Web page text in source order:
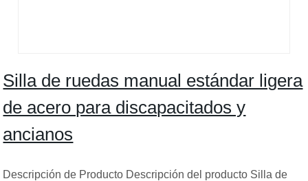
Silla de ruedas manual estándar ligera
de acero para discapacitados y
ancianos
Descripción de Producto Descripción del producto Silla de